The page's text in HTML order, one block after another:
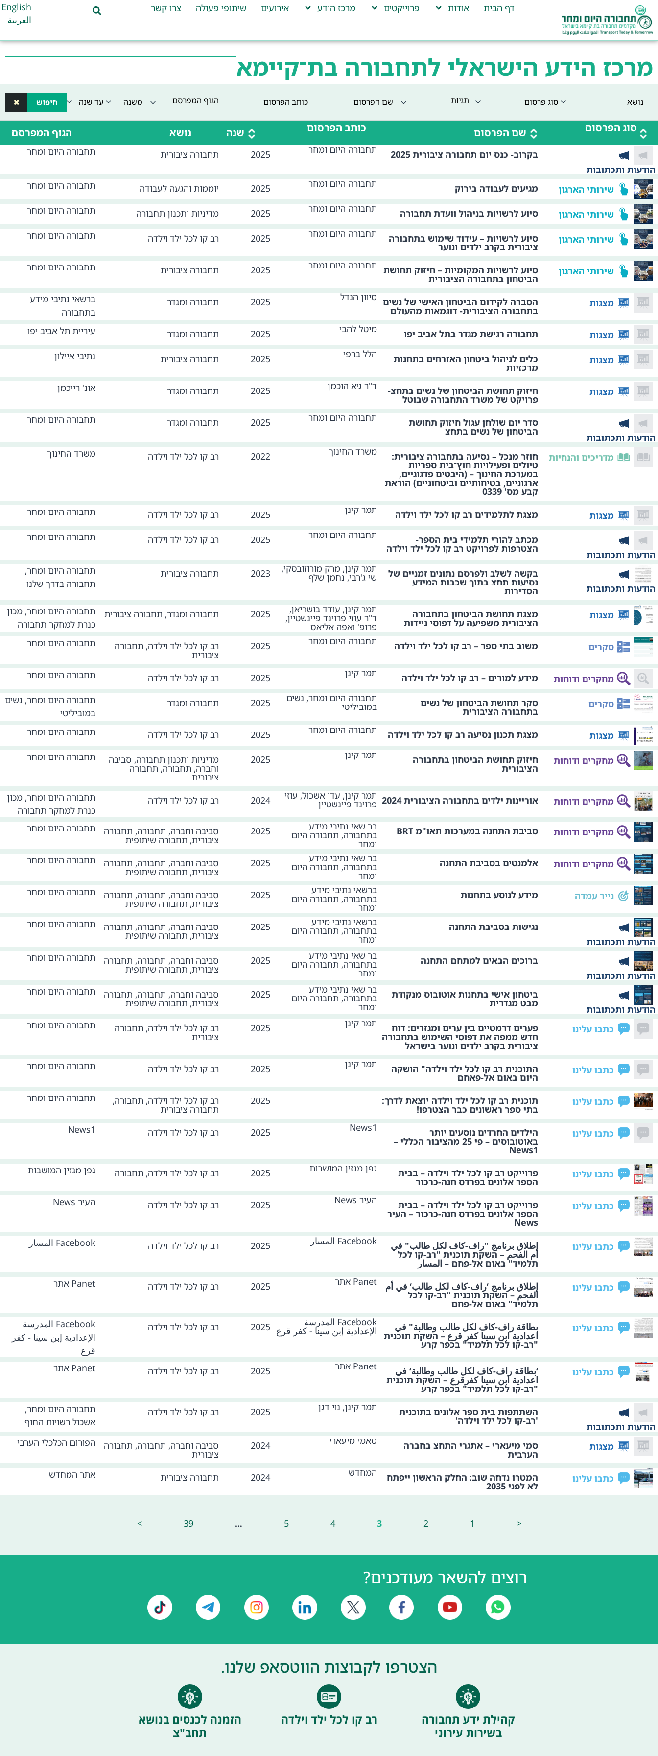
דף הבית אודות פרוייקטים מרכז הידע אירועים שיתופי פעולה צרו קשר
English
العربية
מרכז הידע הישראלי לתחבורה בת־קיימא
תגיות הגוף המפרסם חיפוש ✖
סוג הפרסום שם הפרסום כותב הפרסום שנה נושא הגוף המפרסם
הודעות ותכתובות
בקרוב- כנס יום תחבורה ציבורית 2025 תחבורה היום ומחר 2025 תחבורה ציבורית תחבורה היום ומחר
שירותי הארגון מגיעים לעבודה בירוק תחבורה היום ומחר 2025 יוממות והגעה לעבודה תחבורה היום ומחר
שירותי הארגון סיוע לרשויות בניהול וועדת תחבורה תחבורה היום ומחר 2025 מדיניות ותכנון תחבורה תחבורה היום ומחר
שירותי הארגון סיוע לרשויות – עידוד שימוש בתחבורה
ציבורית בקרב ילדים ונוער
תחבורה היום ומחר 2025 רב קו לכל ילד וילדה תחבורה היום ומחר
שירותי הארגון סיוע לרשויות המקומיות – חיזוק תחושת
הביטחון בתחבורה הציבורית
תחבורה היום ומחר 2025 תחבורה ציבורית תחבורה היום ומחר
מצגות הסברה לקידום הביטחון האישי של נשים
בתחבורה הציבורית- דוגמאות מהעולם
סיוון הנדל 2025 תחבורה ומגדר
ברשאי נתיבי מידע
בתחבורה
מצגות
תחבורה רגישת מגדר בתל אביב יפו מיטל להבי 2025 תחבורה ומגדר עיריית תל אביב יפו
מצגות כלים לניהול ביטחון האזרחים בתחנות
מרכזיות
הלל ברפי 2025 תחבורה ציבורית נתיבי איילון
מצגות חיזוק תחושת הביטחון של נשים בתחצ-
פרויקט של משרד התחבורה שבוטל
ד"ר גיא הוכמן 2025 תחבורה ומגדר אונ' רייכמן
הודעות ותכתובות
סדר יום שולחן עגול חיזוק תחושת
הביטחון של נשים בתחצ
תחבורה היום ומחר 2025 תחבורה ומגדר תחבורה היום ומחר
מדריכים והנחיות חוזר מנכל – נסיעה בתחבורה ציבורית:
טיולים ופעילויות חוץ־בית ספריות
במערכת החינוך – (היבטים פדגוגיים,
ארגוניים, בטיחותיים וביטחוניים) הוראת
קבע מס' 0339
משרד החינוך 2022 רב קו לכל ילד וילדה משרד החינוך
מצגות מצגת לתלמידים רב קו לכל ילד וילדה תמר קינן 2025 רב קו לכל ילד וילדה תחבורה היום ומחר
הודעות ותכתובות
מכתב להורי תלמידי בית הספר-
הצטרפות לפרויקט רב קו לכל ילד וילדה
תחבורה היום ומחר 2025 רב קו לכל ילד וילדה תחבורה היום ומחר
הודעות ותכתובות
בקשה לשלב ולפרסם נתונים זמניים של
נסיעות תחצ בתוך שכבות המידע
הסדירות
תמר קינן, מרק מורוזובסקי,
שי ג'רבי, נחמן שלף 2023 תחבורה ציבורית
תחבורה היום ומחר,
תחבורה בדרך שלנו
מצגות מצגת תחושת הביטחון בתחבורה
הציבורית משפיעה על דפוסי ניידות
תמר קינן, עודד בושריאן,
ד"ר עוזי פרוינד פיינשטיין,
פרופ' ואפה אליאס
2025 תחבורה ומגדר, תחבורה ציבורית
תחבורה היום ומחר, מכון
כנרת למחקר תחבורה
סקרים
משוב בתי ספר – רב קו לכל ילד וילדה תחבורה היום ומחר 2025 רב קו לכל ילד וילדה, תחבורה
ציבורית
תחבורה היום ומחר
מחקרים ודוחות מידע למורים – רב קו לכל ילד וילדה תמר קינן 2025 רב קו לכל ילד וילדה תחבורה היום ומחר
סקרים סקר תחושת הביטחון של נשים
בתחבורה הציבורית
תחבורה היום ומחר, נשים
במוביליטי 2025 תחבורה ומגדר
תחבורה היום ומחר, נשים
במוביליטי
מצגות
מצגת תכנון נסיעה רב קו לכל ילד וילדה תחבורה היום ומחר 2025 רב קו לכל ילד וילדה תחבורה היום ומחר
מחקרים ודוחות חיזוק תחושת הביטחון בתחבורה
הציבורית
תמר קינן 2025 מדיניות ותכנון תחבורה, סביבה
וחברה, תחבורה, תחבורה
ציבורית
תחבורה היום ומחר
מחקרים ודוחות אוריינות ילדים בתחבורה הציבורית 2024 תמר קינן, עדי אשכול, עוזי
פרוינד פיינשטיין 2024 רב קו לכל ילד וילדה
תחבורה היום ומחר, מכון
כנרת למחקר תחבורה
מחקרים ודוחות
סביבת התחנה במערכות תאו"מ BRT בר שאי נתיבי מידע
בתחבורה, תחבורה היום
ומחר
2025 סביבה וחברה, תחבורה, תחבורה
ציבורית, תחבורה שיתופית
תחבורה היום ומחר
מחקרים ודוחות אלמנטים בסביבת התחנה בר שאי נתיבי מידע
בתחבורה, תחבורה היום
ומחר
2025 סביבה וחברה, תחבורה, תחבורה
ציבורית, תחבורה שיתופית
תחבורה היום ומחר
נייר עמדה מידע לנוסע בתחנות ברשאי נתיבי מידע
בתחבורה, תחבורה היום
ומחר
2025 סביבה וחברה, תחבורה, תחבורה
ציבורית, תחבורה שיתופית
תחבורה היום ומחר
הודעות ותכתובות
נגישות בסביבת התחנה ברשאי נתיבי מידע
בתחבורה, תחבורה היום
ומחר
2025 סביבה וחברה, תחבורה, תחבורה
ציבורית, תחבורה שיתופית
תחבורה היום ומחר
הודעות ותכתובות
ברוכים הבאים למתחם התחנה בר שאי נתיבי מידע
בתחבורה, תחבורה היום
ומחר
2025 סביבה וחברה, תחבורה, תחבורה
ציבורית, תחבורה שיתופית
תחבורה היום ומחר
הודעות ותכתובות
ביטחון אישי בתחנות אוטובוס מנקודת
מבט מגדרית
בר שאי נתיבי מידע
בתחבורה, תחבורה היום
ומחר
2025 סביבה וחברה, תחבורה, תחבורה
ציבורית, תחבורה שיתופית
תחבורה היום ומחר
כתבו עלינו פערים דרמטיים בין ערים ומגזרים: דוח
חדש ממפה את דפוסי השימוש בתחבורה
ציבורית בקרב ילדים ונוער בישראל
תמר קינן 2025 רב קו לכל ילד וילדה, תחבורה
ציבורית
תחבורה היום ומחר
כתבו עלינו התוכנית רב קו לכל ילד וילדה" הושקה
היום באום אל-פאחם
תמר קינן 2025 רב קו לכל ילד וילדה תחבורה היום ומחר
כתבו עלינו תוכנית רב קו לכל ילד וילדה יוצאת לדרך:
בתי ספר ראשונים כבר הצטרפו!
2025 רב קו לכל ילד וילדה, תחבורה,
תחבורה ציבורית
תחבורה היום ומחר
כתבו עלינו הילדים החרדים נוסעים יותר
באוטובוסים – פי 25 מהציבור הכללי –
News1
News1
2025 רב קו לכל ילד וילדה News1
כתבו עלינו פרוייקט רב קו לכל ילד וילדה – בבית
הספר אלונים בפרדס חנה-כרכור
גפן מגזין המושבות 2025 רב קו לכל ילד וילדה, תחבורה גפן מגזין המושבות
כתבו עלינו פרוייקט רב קו לכל ילד וילדה – בבית
הספר אלונים בפרדס חנה-כרכור – העיר
News
העיר News 2025 רב קו לכל ילד וילדה העיר News
כתבו עלינו إطلاق برنامج "راف-كاف لكل طالب" في
أم الفحم – השקת תוכנית "רב-קו לכל
תלמיד" באום אל-פחם – المسار
Facebook المسار 2025 רב קו לכל ילד וילדה Facebook المسار
כתבו עלינו إطلاق برنامج ‘راف-كاف لكل طالب‘ في أم
الفحم – השקת תוכנית "רב-קו לכל
תלמיד" באום אל-פחם
Panet אתר 2025 רב קו לכל ילד וילדה Panet אתר
כתבו עלינו بطاقة راف-كاف لكل طالب وطالبة" في
اعدادية ابن سينا كفر قرع – השקת תוכנית
"רב-קו לכל תלמיד" בכפר קרע
Facebook المدرسة
الإعدادية إبن سينا - كفر قرع 2025 רב קו לכל ילד וילדה
Facebook المدرسة
الإعدادية إبن سينا - كفر
قرع
כתבו עלינו
‘بطاقة راف-كاف لكل طالب وطالبة‘ في
اعدادية ابن سينا كفرقرع – השקת תוכנית
"רב-קו לכל תלמיד" בכפר קרע
Panet אתר 2025 רב קו לכל ילד וילדה Panet אתר
הודעות ותכתובות
השתתפות בית ספר אלונים בתוכנית
'רב-קו לכל ילד וילדה'
תמר קינן, נוי דגן 2025 רב קו לכל ילד וילדה
תחבורה היום ומחר,
אשכול רשויות החוף
מצגות סמי מיעארי – אתגרי התחצ בחברה
הערבית
סאמי מיעארי 2024 סביבה וחברה, תחבורה, תחבורה
ציבורית
הפורום הכלכלי הערבי
כתבו עלינו המטרו נדחה שוב: החלק הראשון ייפתח
לא לפני 2035
המחדש 2024 תחבורה ציבורית אתר המחדש
<
1
2
3
4
5
…
39
>
רוצים להשאר מעודכנים?
הצטרפו לקבוצות הווטסאפ שלנו.
קהילת ידע תחבורה
בשירות עירוני
רב קו לכל ילד וילדה
הזמנה לכנסים בנושא
תחב"צ